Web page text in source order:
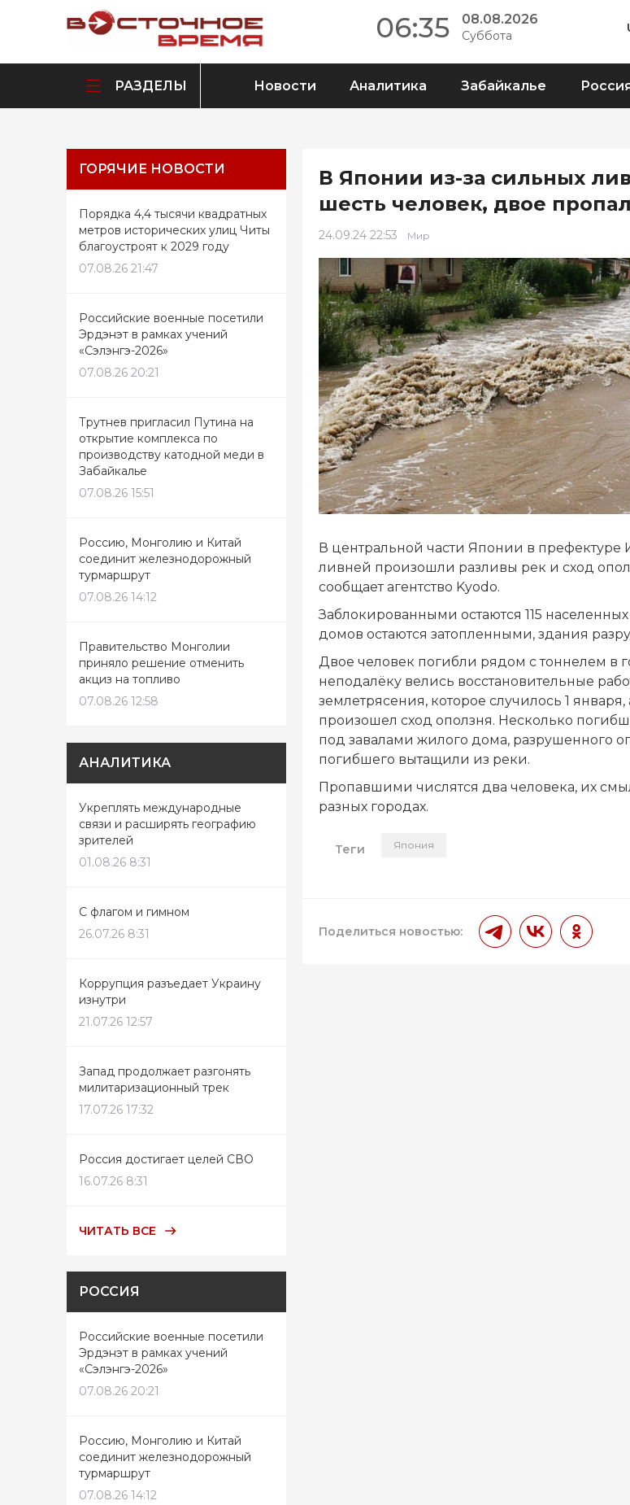
06:35 08.08.2026
Суббота
РАЗДЕЛЫ Новости Аналитика Забайкалье
ГОРЯЧИЕ НОВОСТИ
Порядка 4,4 тысячи квадратных
метров исторических улиц Читы
благоустроят к 2029 году
07.08.26 21:47
Российские военные посетили
Эрдэнэт в рамках учений
«Сэлэнгэ-2026»
07.08.26 20:21
Трутнев пригласил Путина на
открытие комплекса по
производству катодной меди в
Забайкалье
07.08.26 15:51
Россию, Монголию и Китай
соединит железнодорожный
турмаршрут
07.08.26 14:12
Правительство Монголии
приняло решение отменить
акциз на топливо
07.08.26 12:58
АНАЛИТИКА
Укреплять международные
связи и расширять географию
зрителей
01.08.26 8:31
С флагом и гимном
26.07.26 8:31
Коррупция разъедает Украину
изнутри
21.07.26 12:57
Запад продолжает разгонять
милитаризационный трек
17.07.26 17:32
Россия достигает целей СВО
16.07.26 8:31
ЧИТАТЬ ВСЕ
РОССИЯ
Российские военные посетили
Эрдэнэт в рамках учений
«Сэлэнгэ-2026»
07.08.26 20:21
Россию, Монголию и Китай
соединит железнодорожный
турмаршрут
07.08.26 14:12
В Японии из-за сильных
шесть человек, двое
24.09.24 22:53 Мир
В центральной части Японии в префектуре
ливней произошли разливы рек и сход
сообщает агентство Kyodo.
Заблокированными остаются 115
домов остаются затопленными, здания
Двое человек погибли рядом с тоннелем в
неподалёку велись восстановительные
землетрясения, которое случилось 1 января,
произошел сход оползня. Несколько
под завалами жилого дома, разрушенного
погибшего вытащили из реки.
Пропавшими числятся два человека, их
разных городах.
Теги Япония
Поделиться новостью: